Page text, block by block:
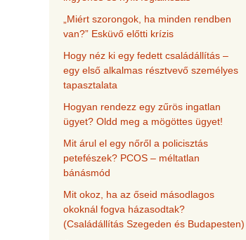
„Miért szorongok, ha minden rendben
van?” Esküvő előtti krízis
Hogy néz ki egy fedett családállítás –
egy első alkalmas résztvevő személyes
tapasztalata
Hogyan rendezz egy zűrös ingatlan
ügyet? Oldd meg a mögöttes ügyet!
Mit árul el egy nőről a policisztás
petefészek? PCOS – méltatlan
bánásmód
Mit okoz, ha az őseid másodlagos
okoknál fogva házasodtak?
(Családállítás Szegeden és Budapesten)